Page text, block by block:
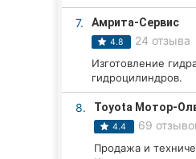
7. Амрита-Сервис
4.8 24 отзыва
Изготовление
гидроцилиндров.
8. Toyota Мотор-
4.4 69
Продажа и